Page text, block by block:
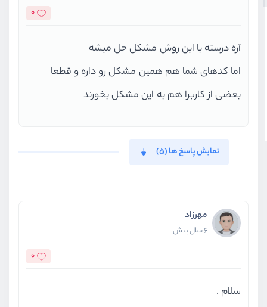
0
آره درسته با این روش مشکل حل میشه
اما کدهای شما هم همین مشکل رو داره و قطعا
بعضی از کاربرا هم به این مشکل بخورند
نمایش پاسخ ها (5)
مهرزاد
6 سال پیش
0
سلام .